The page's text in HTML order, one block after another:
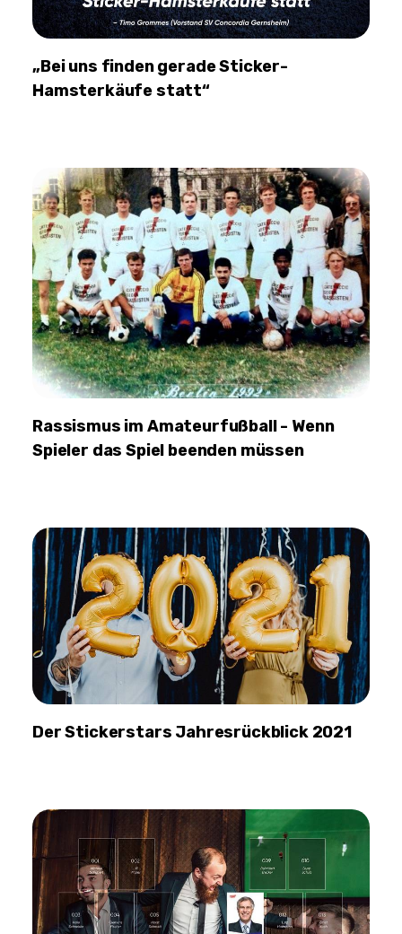
„Bei uns finden gerade Sticker-
Hamsterkäufe statt“
Rassismus im Amateurfußball - Wenn
Spieler das Spiel beenden müssen
Der Stickerstars Jahresrückblick 2021